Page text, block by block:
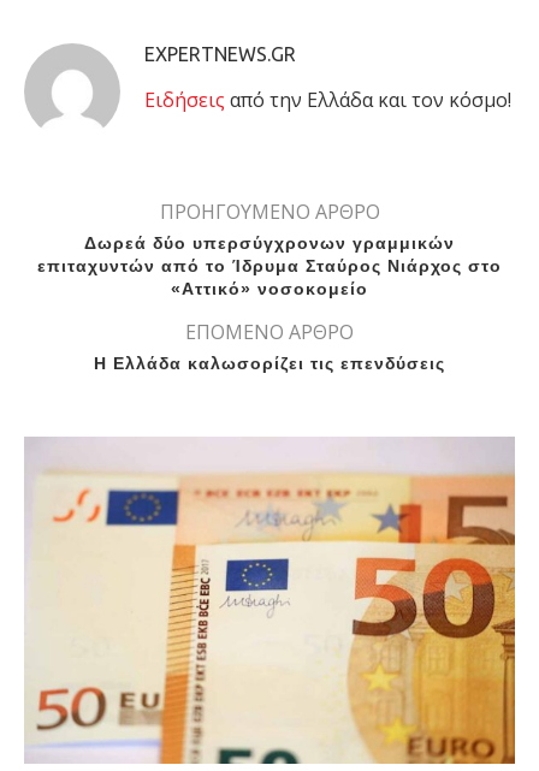
EXPERTNEWS.GR
Eιδήσεις από την Ελλάδα και τον κόσμο!
ΠΡΟΗΓΟΥΜΕΝΟ ΑΡΘΡΟ
Δωρεά δύο υπερσύγχρονων γραμμικών
επιταχυντών από το Ίδρυμα Σταύρος Νιάρχος στο
«Αττικό» νοσοκομείο
ΕΠΟΜΕΝΟ ΑΡΘΡΟ
H Ελλάδα καλωσορίζει τις επενδύσεις